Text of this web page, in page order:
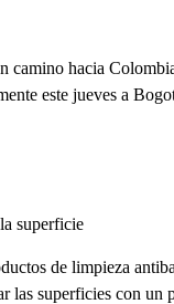
camino hacia
este jueves a
superficie
de limpieza
las superficies con un